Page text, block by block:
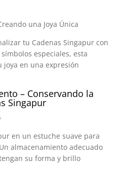
una Joya Única
tu Cadenas Singapur con
especiales, esta
en una expresión
– Conservando la
Singapur
en un estuche suave para
almacenamiento adecuado
su forma y brillo